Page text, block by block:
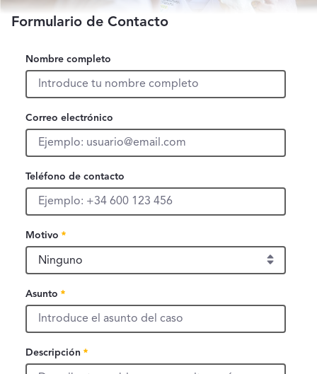
Formulario de Contacto
Nombre completo
Nombre completo
Correo electrónico
Correo electrónico
Teléfono de contacto
Teléfono de contacto
Motivo, campo obligatorio
Motivo
Campo obligatorio
Asunto, campo obligatorio
Asunto
Campo obligatorio
Descripción, campo obligatorio
Descripción
Campo obligatorio